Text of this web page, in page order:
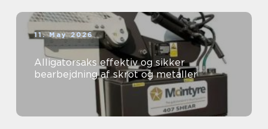
11. May 2026
Alligatorsaks effektiv og sikker
bearbejdning af skrot og metaller